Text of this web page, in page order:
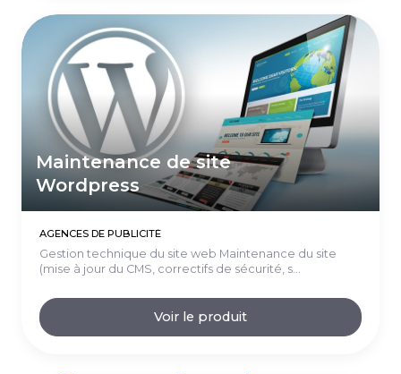
Maintenance de site
Wordpress
AGENCES DE PUBLICITÉ
Gestion technique du site web Maintenance du site
(mise à jour du CMS, correctifs de sécurité, s...
Voir le produit